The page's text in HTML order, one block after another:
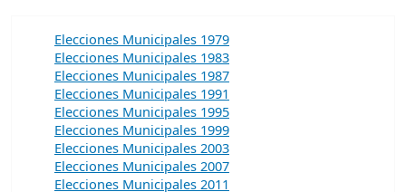
Elecciones Municipales 1979
Elecciones Municipales 1983
Elecciones Municipales 1987
Elecciones Municipales 1991
Elecciones Municipales 1995
Elecciones Municipales 1999
Elecciones Municipales 2003
Elecciones Municipales 2007
Elecciones Municipales 2011